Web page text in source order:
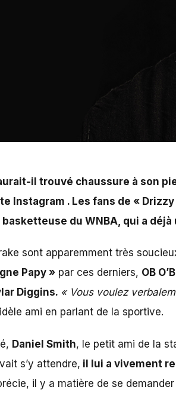
il trouvé chaussure à son
Instagram . Les fans de «
du WNBA, qui a déjà
sont apparemment très
Papy » par ces derniers, OB
Diggins. « Vous voulez
ami en parlant de la sportive.
Daniel Smith, le petit ami de la
s’y attendre, il lui a vivement
il y a matière de se